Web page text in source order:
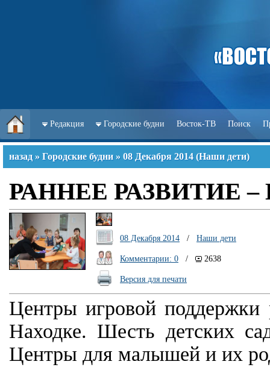
Редакция Городские будни Восток-ТВ Поиск
назад » Городские будни » 08 Декабря 2014 (Наши дети)
РАННЕЕ РАЗВИТИЕ
08 Декабря 2014 / Наши дети
Комментарии: 0 / 2638
Версия для печати
Центры игровой поддержки
Находке. Шесть детских
Центры для малышей и их